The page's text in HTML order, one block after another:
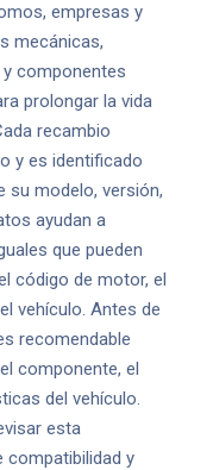
empresas y
mecánicas,
componentes
prolongar la vida
recambio
y es identificado
su modelo, versión,
ayudan a
que pueden
código de motor, el
vehículo. Antes de
recomendable
componente, el
del vehículo.
esta
compatibilidad y